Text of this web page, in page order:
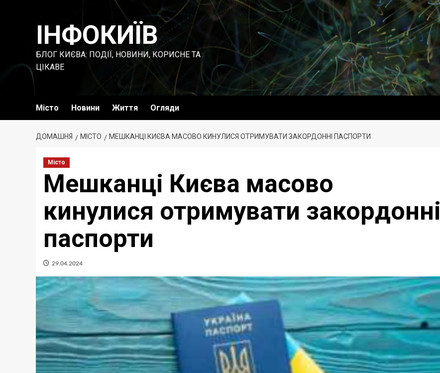
ІНФОКИЇВ
БЛОГ КИЄВА: ПОДІЇ, НОВИНИ, КОРИСНЕ ТА
ЦІКАВЕ
Місто Новини Життя Огляди
ДОМАШНЯ МІСТО МЕШКАНЦІ КИЄВА МАСОВО КИНУЛИСЯ ОТРИМУВАТИ ЗАКОРДОННІ ПАСПОРТИ
Місто
Мешканці Києва масово
кинулися отримувати закордонні
паспорти
29.04.2024